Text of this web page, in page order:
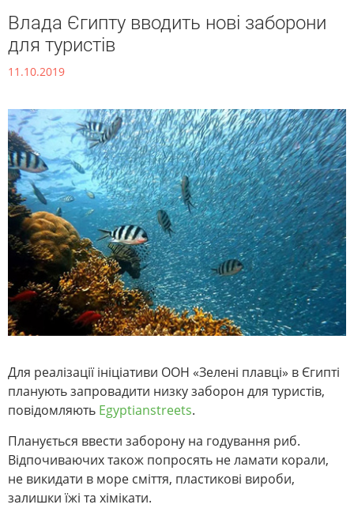
Влада Єгипту вводить нові заборони
для туристів
11.10.2019
Для реалізації ініціативи ООН «Зелені плавці» в Єгипті
планують запровадити низку заборон для туристів,
повідомляють Egyptianstreets.
Планується ввести заборону на годування риб.
Відпочиваючих також попросять не ламати корали,
не викидати в море сміття, пластикові вироби,
залишки їжі та хімікати.